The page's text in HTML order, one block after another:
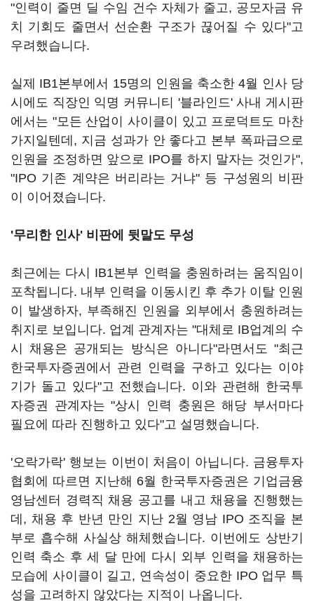
"인력이 줄면 딜 수임 건수 자체가 줄고, 공모자금 유
치 기회도 줄면서 선순환 구조가 끊어질 수 있다"고
우려했습니다.
실제 IB1본부에서 15명의 인원을 축소한 4월 인사 당
시에도 직장인 익명 커뮤니티 '블라인드' 사내 게시판
에서는 "모든 산업이 사이클이 있고 프로덕트도 마찬
가지일텐데, 지금 성과가 안 좋다고 본부 폭파급으로
인원을 조정하면 앞으로 IPO를 하지 말자는 것인가",
"IPO 기존 계약은 버리라는 거냐" 등 구성원의 비판
이 이어졌습니다.
'무리한 인사' 비판에 뒷말도 무성
최근에는 다시 IB1본부 인력을 충원하려는 움직임이
포착됩니다. 내부 인력을 이동시킨 후 추가 이탈 인원
이 발생하자, 부족해진 인원을 외부에서 충원하려는
취지로 보입니다. 업계 관계자는 "대체로 IB업계의 수
시 채용은 공개되는 방식은 아니다"라면서도 "최근
한국투자증권에서 관련 인력을 구하고 있다는 이야
기가 돌고 있다"고 전했습니다. 이와 관련해 한국투
자증권 관계자는 "상시 인력 충원은 해당 부서마다
필요에 따라 진행하고 있다"고 설명했습니다.
'오락가락' 행보는 이번이 처음이 아닙니다. 금융투자
협회에 따르면 지난해 6월 한국투자증권은 기업금융
영남센터 경력직 채용 공고를 내고 채용을 진행했는
데, 채용 후 반년 만인 지난 2월 영남 IPO 조직을 본
부로 흡수해 사실상 해체했습니다. 이번에도 상반기
인력 축소 후 세 달 만에 다시 외부 인력을 채용하는
모습에 사이클이 길고, 연속성이 중요한 IPO 업무 특
성을 고려하지 않았다는 지적이 나옵니다.